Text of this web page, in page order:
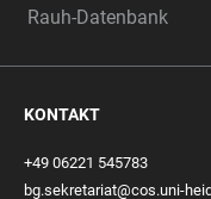
Rauh-Datenbank
KONTAKT
+49 06221 545783
bg.sekretariat@cos.uni-